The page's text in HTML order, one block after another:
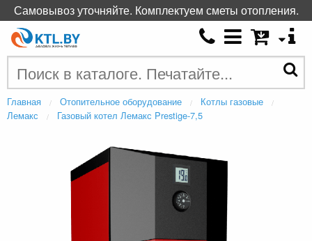
Главная Отопительное оборудование
Котлы газовые
Лемакс
Газовый котел Лемакс Prestige-7,5
Самовывоз уточняйте. Комплектуем сметы отопления.